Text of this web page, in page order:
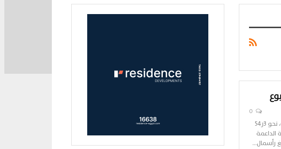
ربحت البورصة المصرية، خلال تعاملات الأسبوع الحالى، نحو 3ر54
الداعمة
رأسمال…